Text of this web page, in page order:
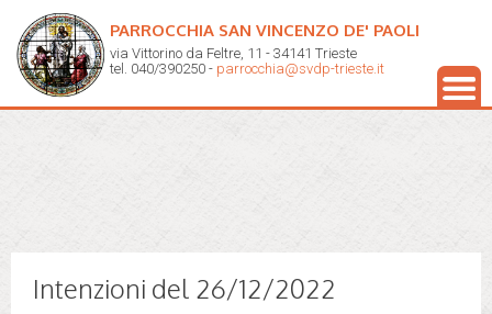
PARROCCHIA SAN VINCENZO DE' PAOLI
via Vittorino da Feltre, 11 - 34141 Trieste
tel. 040/390250 - parrocchia@svdp-trieste.it
Intenzioni del 26/12/2022